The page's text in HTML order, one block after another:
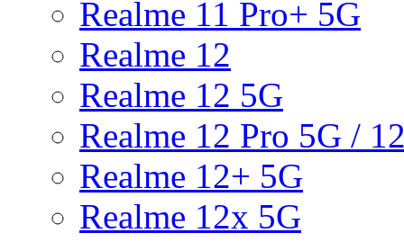
Realme 11 Pro+ 5G
Realme 12
Realme 12 5G
Realme 12 Pro 5G /
Realme 12+ 5G
Realme 12x 5G